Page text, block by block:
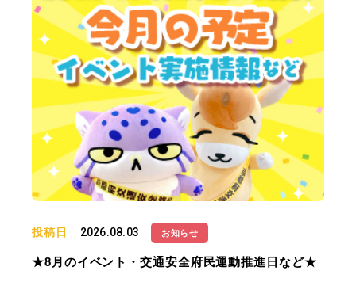
投稿日 2026.08.03 お知らせ
★8月のイベント・交通安全府民運動推進日など★